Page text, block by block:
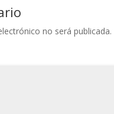
no será publicada.